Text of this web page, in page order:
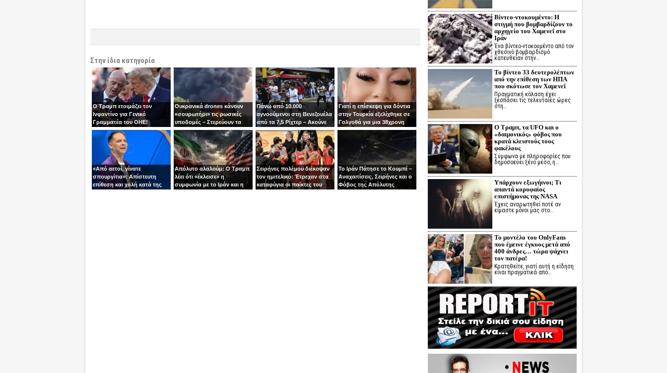
Στην ίδια κατηγορία
Ο Τραμπ ετοιμάζει τον
Ινφαντίνο για Γενικό
Γραμματέα του ΟΗΕ!
Ουκρανικά drones κάνουν
«σουρωτήρι» τις ρωσικές
υποδομές – Στερεύουν τα
καύσιμα του Πούτιν
Πάνω από 10.000
αγνοούμενοι στη Βενεζουέλα
από τα 7,5 Ρίχτερ – Ακούνε
φωνές κάτω από τα
συντρίμμια
Γιατί η επίσκεψη για δόντια
στην Τουρκία εξελίχθηκε σε
Γολγοθά για μια 38χρονη
μητέρα
«Από αετοί, γίνατε
σπουργίτια»: Απίστευτη
επίθεση και χολή κατά της
Απόλυτο αλαλούμ: Ο Τραμπ
λέει ότι «έκλεισε» η
συμφωνία με το Ιράν και η
Σειρήνες πολέμου διέκοψαν
τον ημιτελικό: Έτρεχαν στα
καταφύγια οι παίκτες του
Το Ιράν Πάτησε το Κουμπί –
Αναχαιτίσεις, Σειρήνες και ο
Φόβος της Απόλυτης
Βίντεο-ντοκουμέντο: Η
στιγμή που βομβαρδίζουν το
αρχηγείο του Χαμενεΐ στο
Ιράν
Ένα βίντεο-ντοκουμέντο από τον
χθεσινό βομβαρδισμό
κατευθείαν στην…
Το βίντεο 33 δευτερολέπτων
από την επίθεση των ΗΠΑ
που σκότωσε τον Χαμενεΐ
Πραγματική κόλαση έχει
ξεσπάσει τις τελευταίες ώρες
στη…
Ο Τραμπ, τα UFO και ο
«δαιμονικός» φόβος που
κρατά κλειστούς τους
φακέλους
Σύμφωνα με πληροφορίες που
δημοσοεύει ξένο μέσο, η…
Υπάρχουν εξωγήινοι; Τι
απαντά κορυφαίος
επιστήμονας της NASA
Έχεις αναρωτηθεί ποτέ αν
είμαστε μόνοι μας στο…
Το μοντέλο του OnlyFans
που έμεινε έγκυος μετά από
400 άνδρες… τώρα ψάχνει
τον πατέρα!
Κρατηθείτε, γιατί αυτή η είδηση
είναι πραγματικά από…